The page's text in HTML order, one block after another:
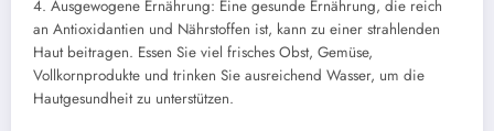
4. Ausgewogene Ernährung: Eine gesunde Ernährung, die reich
an Antioxidantien und Nährstoffen ist, kann zu einer strahlenden
Haut beitragen. Essen Sie viel frisches Obst, Gemüse,
Vollkornprodukte und trinken Sie ausreichend Wasser, um die
Hautgesundheit zu unterstützen.